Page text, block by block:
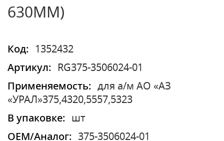
630ММ)
Код:
1352432
Артикул:
RG375-3506024-01
Применяемость:
для а/м АО «АЗ
«УРАЛ»375,4320,5557,5323
В упаковке:
шт
OEM/Аналог:
375-3506024-01